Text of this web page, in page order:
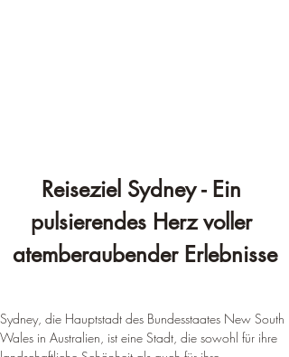
Reiseziel Sydney - Ein
pulsierendes Herz voller
atemberaubender Erlebnisse
Sydney, die Hauptstadt des Bundesstaates New South
Wales in Australien, ist eine Stadt, die sowohl für ihre